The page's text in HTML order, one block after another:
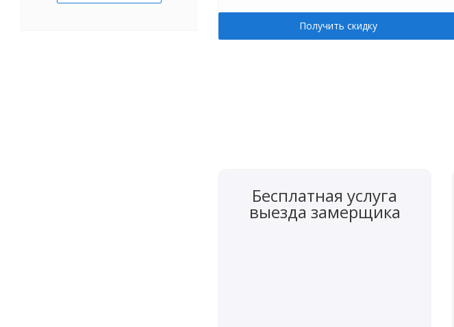
Получить скидку
Бесплатная услуга
выезда замерщика